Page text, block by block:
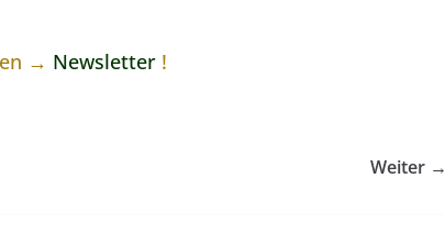
→ Newsletter !
Weiter →